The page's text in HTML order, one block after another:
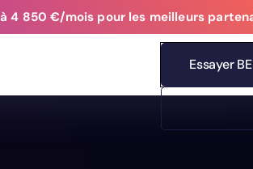
4 850 €/mois pour les meilleurs
Essayer